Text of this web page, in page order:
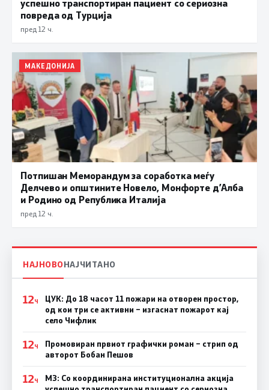
успешно транспортиран пациент со сериозна
повреда од Турција
пред 12 ч.
МАКЕДОНИЈА
Потпишан Меморандум за соработка меѓу
Делчево и општините Новело, Монфорте д’Алба
и Родино од Република Италија
пред 12 ч.
НАЈНОВОНАЈЧИТАНО
12Ч
ЦУК: До 18 часот 11 пожари на отворен простор,
од кои три се активни – изгаснат пожарот кај
село Чифлик
12Ч
Промовиран првиот графички роман – стрип од
авторот Бобан Пешов
12Ч
МЗ: Со координирана институционална акција